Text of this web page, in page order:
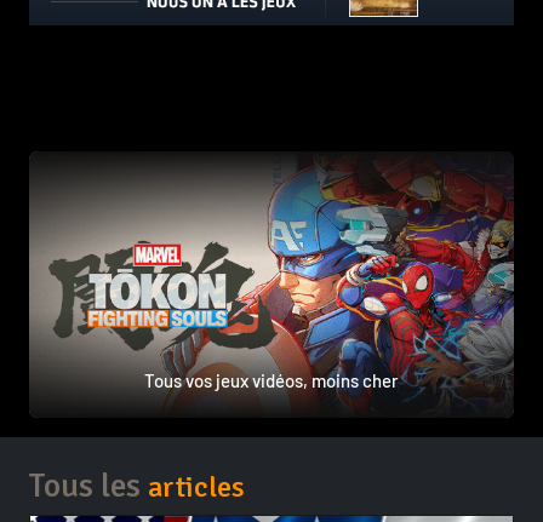
Tous vos jeux vidéos, moins cher
Tous les articles